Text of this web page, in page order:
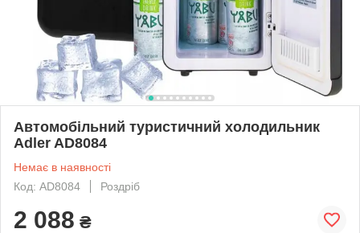
Автомобільний туристичний холодильник
Adler AD8084
Немає в наявності
Код: AD8084
Роздріб
2 088 ₴